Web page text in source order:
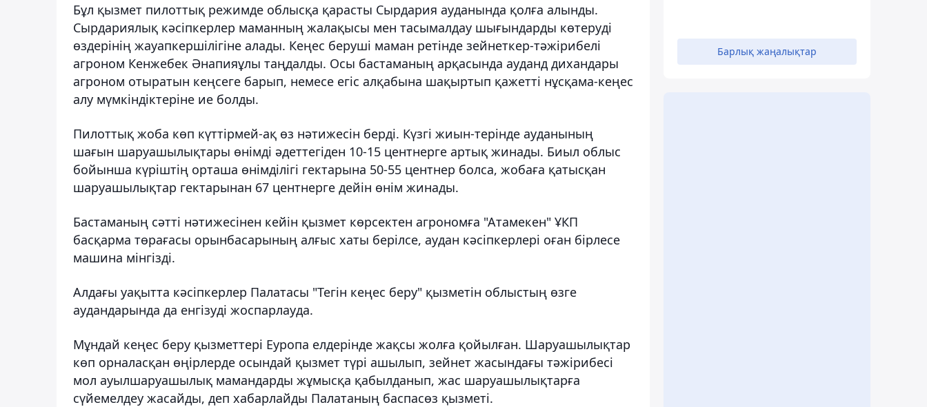
Бұл қызмет пилоттық режимде облысқа қарасты Сырдария ауданында қолға алынды.
Сырдариялық кәсіпкерлер маманның жалақысы мен тасымалдау шығындарды көтеруді
өздерінің жауапкершілігіне алады. Кеңес беруші маман ретінде зейнеткер-тәжірибелі
агроном Кенжебек Әнапияұлы таңдалды. Осы бастаманың арқасында ауданд дихандары
агроном отыратын кеңсеге барып, немесе егіс алқабына шақыртып қажетті нұсқама-кеңес
алу мүмкіндіктеріне ие болды.
Пилоттық жоба көп күттірмей-ақ өз нәтижесін берді. Күзгі жиын-терінде ауданының
шағын шаруашылықтары өнімді әдеттегіден 10-15 центнерге артық жинады. Биыл облыс
бойынша күріштің орташа өнімділігі гектарына 50-55 центнер болса, жобаға қатысқан
шаруашылықтар гектарынан 67 центнерге дейін өнім жинады.
Бастаманың сәтті нәтижесінен кейін қызмет көрсектен агрономға "Атамекен" ҰКП
басқарма төрағасы орынбасарының алғыс хаты берілсе, аудан кәсіпкерлері оған бірлесе
машина мінгізді.
Алдағы уақытта кәсіпкерлер Палатасы "Тегін кеңес беру" қызметін облыстың өзге
аудандарында да енгізуді жоспарлауда.
Мұндай кеңес беру қызметтері Еуропа елдерінде жақсы жолға қойылған. Шаруашылықтар
көп орналасқан өңірлерде осындай қызмет түрі ашылып, зейнет жасындағы тәжірибесі
мол ауылшаруашылық мамандарды жұмысқа қабылданып, жас шаруашылықтарға
сүйемелдеу жасайды, деп хабарлайды Палатаның баспасөз қызметі.
Барлық жаңалықтар